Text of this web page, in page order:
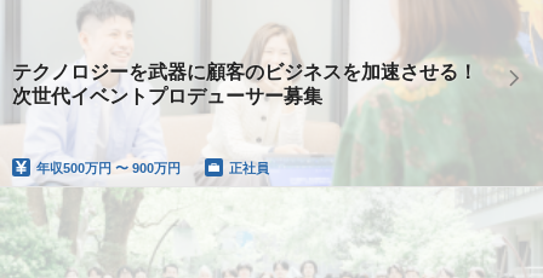
テクノロジーを武器に顧客のビジネスを加速させる！
次世代イベントプロデューサー募集
年収500万円 〜 900万円 正社員